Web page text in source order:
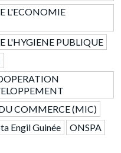
L'ECONOMIE
L'HYGIENE PUBLIQUE
COMMERCE (MIC)
Engil Guinée
ONSPA